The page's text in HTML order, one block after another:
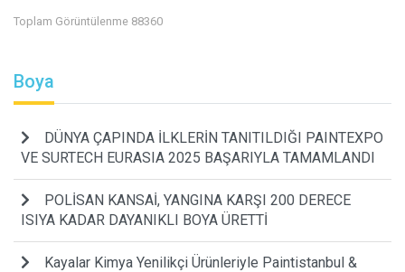
Toplam Görüntülenme 88360
Boya
DÜNYA ÇAPINDA İLKLERİN TANITILDIĞI PAINTEXPO
VE SURTECH EURASIA 2025 BAŞARIYLA TAMAMLANDI
POLİSAN KANSAİ, YANGINA KARŞI 200 DERECE
ISIYA KADAR DAYANIKLI BOYA ÜRETTİ
Kayalar Kimya Yenilikçi Ürünleriyle Paintistanbul &